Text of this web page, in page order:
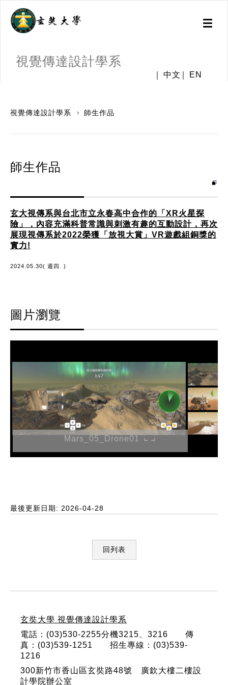
Toggle
視覺傳達設計學系
中文 EN
視覺傳達設計學系 師生作品
師生作品
玄大視傳系與台北市立永春高中合作的「XR火星探
險」，內容充滿科普常識與刺激有趣的互動設計，再次
展現視傳系於2022榮獲「放視大賞」VR遊戲組銅獎的
實力!
2024.05.30( 週四. )
圖片瀏覽
Mars_05_Drone01
最後更新日期: 2026-04-28
回列表
玄奘大學 視覺傳達設計學系
電話：(03)530-2255分機3215、3216 傳
真：(03)539-1251 招生專線：(03)539-
1216
300新竹市香山區玄奘路48號 廣欽大樓二樓設
計學院辦公室